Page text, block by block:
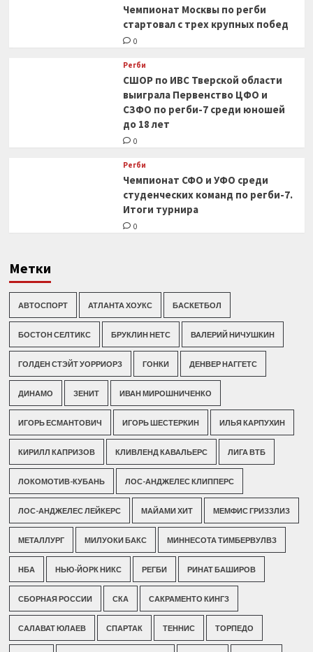
Чемпионат Москвы по регби
стартовал с трех крупных побед
0
Регби
СШОР по ИВС Тверской области
выиграла Первенство ЦФО и
СЗФО по регби-7 среди юношей
до 18 лет
0
Регби
Чемпионат СФО и УФО среди
студенческих команд по регби-7.
Итоги турнира
0
Метки
АВТОСПОРТ АТЛАНТА ХОУКС БАСКЕТБОЛ
БОСТОН СЕЛТИКС БРУКЛИН НЕТС ВАЛЕРИЙ НИЧУШКИН
ГОЛДЕН СТЭЙТ УОРРИОРЗ ГОНКИ ДЕНВЕР НАГГЕТС
ДИНАМО ЗЕНИТ ИВАН МИРОШНИЧЕНКО
ИГОРЬ ЕСМАНТОВИЧ ИГОРЬ ШЕСТЕРКИН ИЛЬЯ КАРПУХИН
КИРИЛЛ КАПРИЗОВ КЛИВЛЕНД КАВАЛЬЕРС ЛИГА ВТБ
ЛОКОМОТИВ-КУБАНЬ ЛОС-АНДЖЕЛЕС КЛИППЕРС
ЛОС-АНДЖЕЛЕС ЛЕЙКЕРС МАЙАМИ ХИТ МЕМФИС ГРИЗЗЛИЗ
МЕТАЛЛУРГ МИЛУОКИ БАКС МИННЕСОТА ТИМБЕРВУЛВЗ
НБА НЬЮ-ЙОРК НИКС РЕГБИ РИНАТ БАШИРОВ
СБОРНАЯ РОССИИ СКА САКРАМЕНТО КИНГЗ
САЛАВАТ ЮЛАЕВ СПАРТАК ТЕННИС ТОРПЕДО